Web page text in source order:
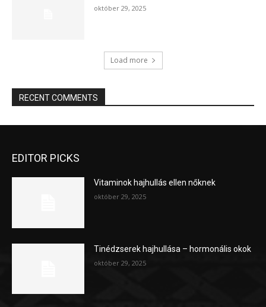
október 29, 2025
Load more
RECENT COMMENTS
EDITOR PICKS
Vitaminok hajhullás ellen nőknek
október 29, 2025
Tinédzserek hajhullása – hormonális okok
október 29, 2025